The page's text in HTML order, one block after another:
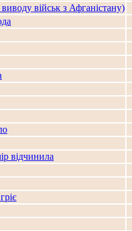
військ з Афганістану)
відчинила